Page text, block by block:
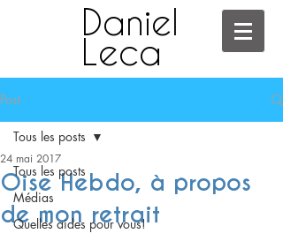
Daniel
Leca
Post
Tous les posts
Médias
Quelles aides pour vous!
Tous les posts
Oise Hebdo, à propos
de mon retrait
24 mai 2017